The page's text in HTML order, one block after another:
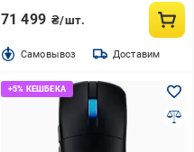
71 499 ₴/шт.
Cамовывоз Доставим